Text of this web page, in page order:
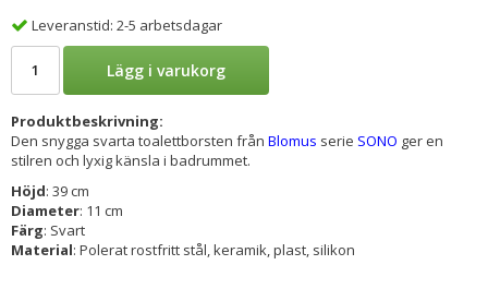
Leveranstid: 2-5 arbetsdagar
Lägg i varukorg
Produktbeskrivning:
Den snygga svarta toalettborsten från Blomus serie SONO ger en
stilren och lyxig känsla i badrummet.
Höjd: 39 cm
Diameter: 11 cm
Färg: Svart
Material: Polerat rostfritt stål, keramik, plast, silikon